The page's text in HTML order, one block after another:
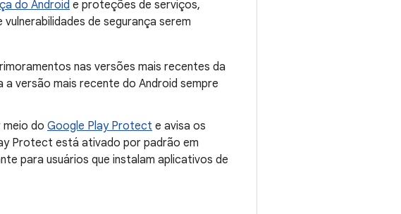
do Android e proteções de serviços,
de segurança serem
nas versões mais recentes da
versão mais recente do Android sempre
meio do Google Play Protect e avisa os
Protect está ativado por padrão em
para usuários que instalam aplicativos de